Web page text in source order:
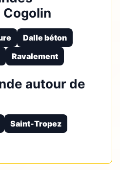
Dalle béton
Ravalement
autour de
Saint-Tropez